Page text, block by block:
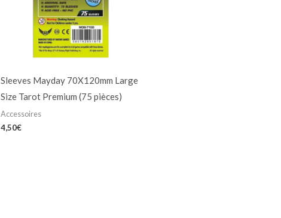
Sleeves Mayday 70X120mm Large
Size Tarot Premium (75 pièces)
Accessoires
4,50€